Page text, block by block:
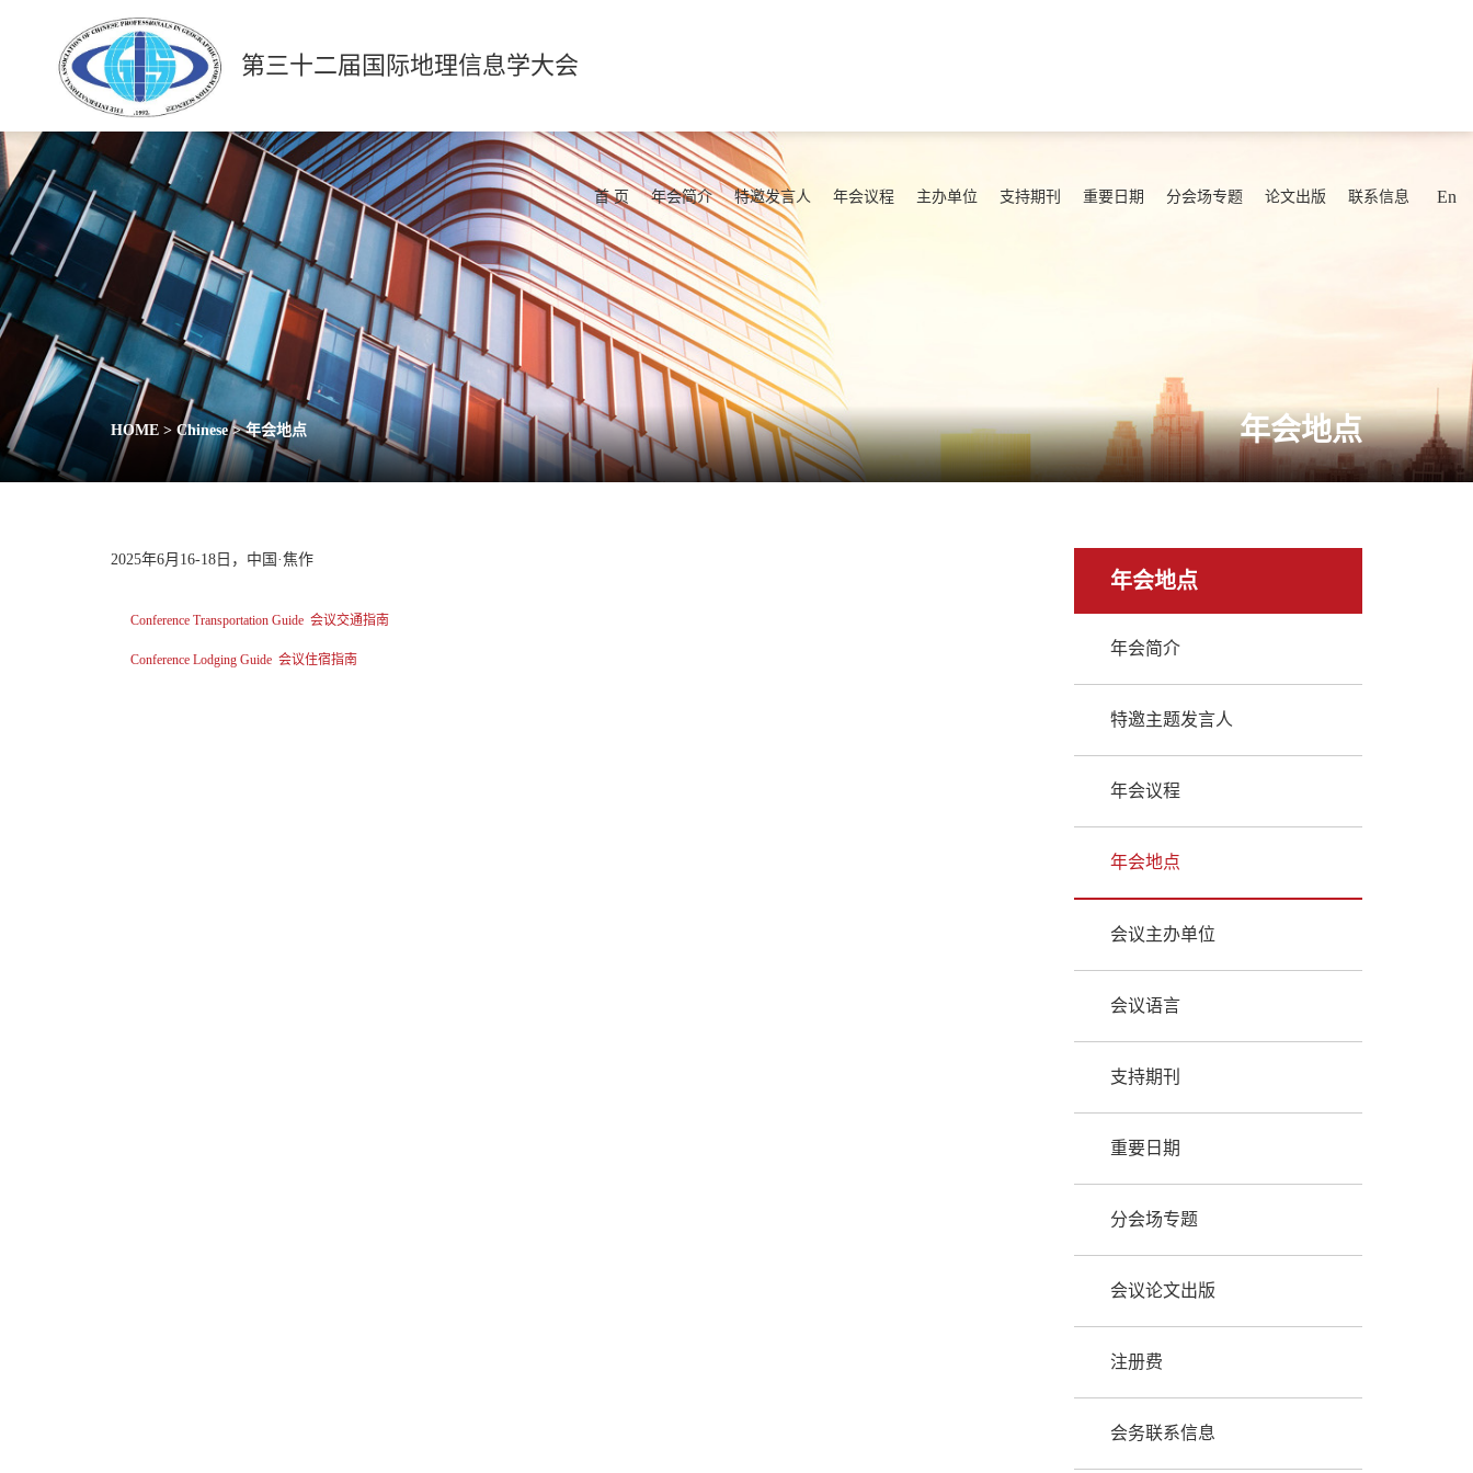
第三十二届国际地理信息学大会
首 页 年会简介 特邀发言人 年会议程 主办单位 支持期刊 重要日期 分会场专题 论文出版 联系信息 En
年会地点
HOME > Chinese>年会地点
年会地点
年会简介
特邀主题发言人
年会议程
年会地点
会议主办单位
会议语言
支持期刊
重要日期
分会场专题
会议论文出版
注册费
会务联系信息
2025年6月 16-18 日，中国·焦作
Conference Transportation Guide 会议交通指南
Conference Lodging Guide 会议住宿指南